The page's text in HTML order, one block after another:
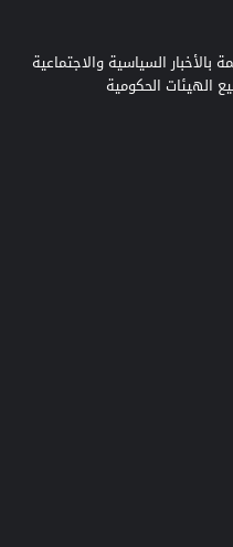
بالأخبار السياسية والاجتماعية
الهيئات الحكومية